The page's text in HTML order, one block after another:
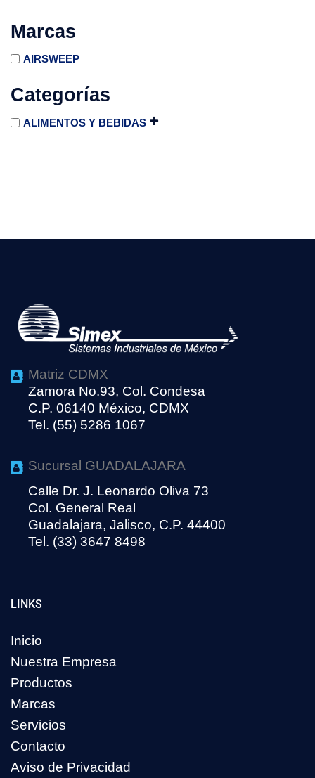
Marcas
AIRSWEEP
Categorías
ALIMENTOS Y BEBIDAS
Matriz CDMX
Zamora No.93, Col. Condesa
C.P. 06140 México, CDMX
Tel. (55) 5286 1067
Sucursal GUADALAJARA
Calle Dr. J. Leonardo Oliva 73
Col. General Real
Guadalajara, Jalisco, C.P. 44400
Tel. (33) 3647 8498
LINKS
Inicio
Nuestra Empresa
Productos
Marcas
Servicios
Contacto
Aviso de Privacidad